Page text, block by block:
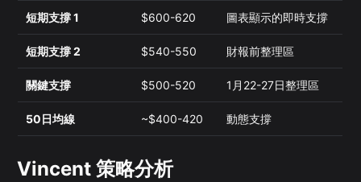
短期支撐 1 $600-620 圖表顯示的即時支撐
短期支撐 2 $540-550 財報前整理區
關鍵支撐 $500-520 1月22-27日整理區
50日均線 ~$400-420 動態支撐
Vincent 策略分析